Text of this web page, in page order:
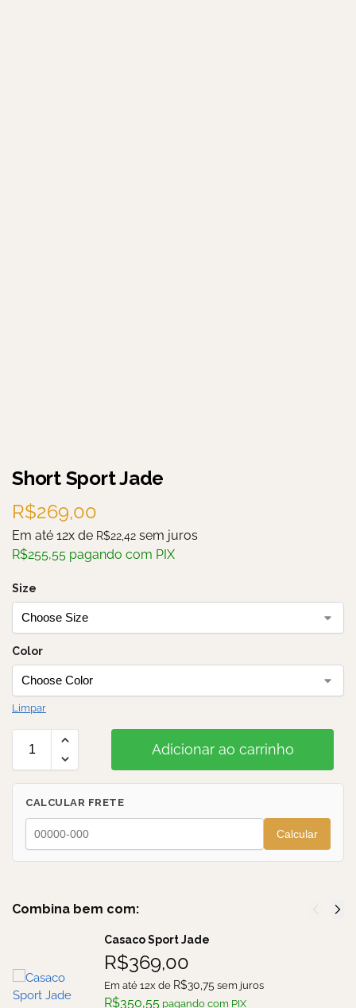
Short Sport Jade
R$269,00
Em até 12x de R$22,42 sem juros
R$255,55 pagando com PIX
Size
Color
Limpar
Adicionar ao carrinho
CALCULAR FRETE
Calcular
Combina bem com:
Casaco Sport Jade
R$369,00
Em até 12x de R$30,75 sem juros
R$350,55 pagando com PIX